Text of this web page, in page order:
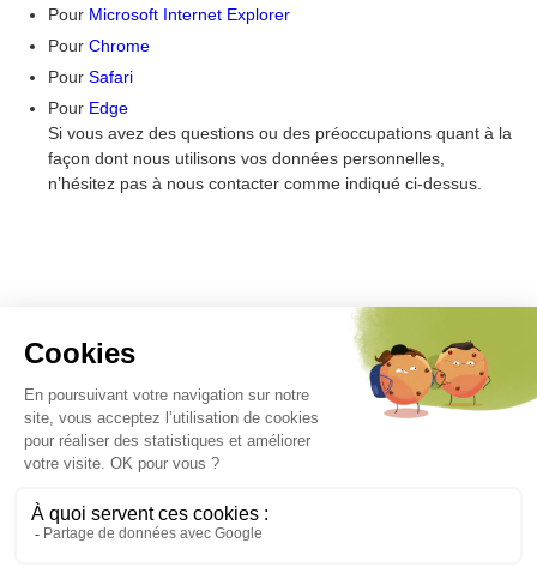
Pour Microsoft Internet Explorer
Pour Chrome
Pour Safari
Pour Edge
Si vous avez des questions ou des préoccupations quant à la
façon dont nous utilisons vos données personnelles,
n’hésitez pas à nous contacter comme indiqué ci-dessus.
Nous contacter